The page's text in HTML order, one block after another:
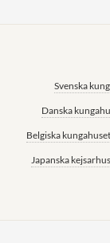
Svenska
Danska
Belgiska kungahuset
Japanska